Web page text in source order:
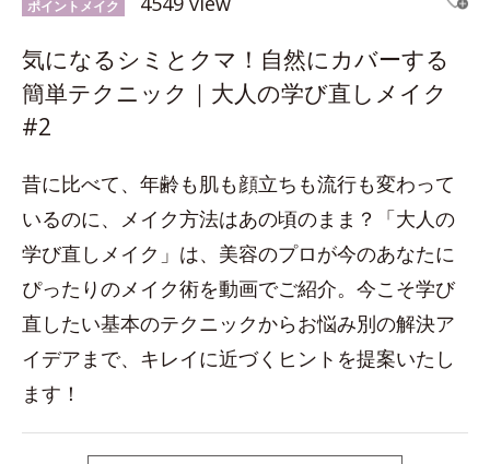
ポイントメイク
気になるシミとクマ！自然にカバーする
簡単テクニック｜大人の学び直しメイク
#2
昔に比べて、年齢も肌も顔立ちも流行も変わって
いるのに、メイク方法はあの頃のまま？「大人の
学び直しメイク」は、美容のプロが今のあなたに
ぴったりのメイク術を動画でご紹介。今こそ学び
直したい基本のテクニックからお悩み別の解決ア
イデアまで、キレイに近づくヒントを提案いたし
ます！